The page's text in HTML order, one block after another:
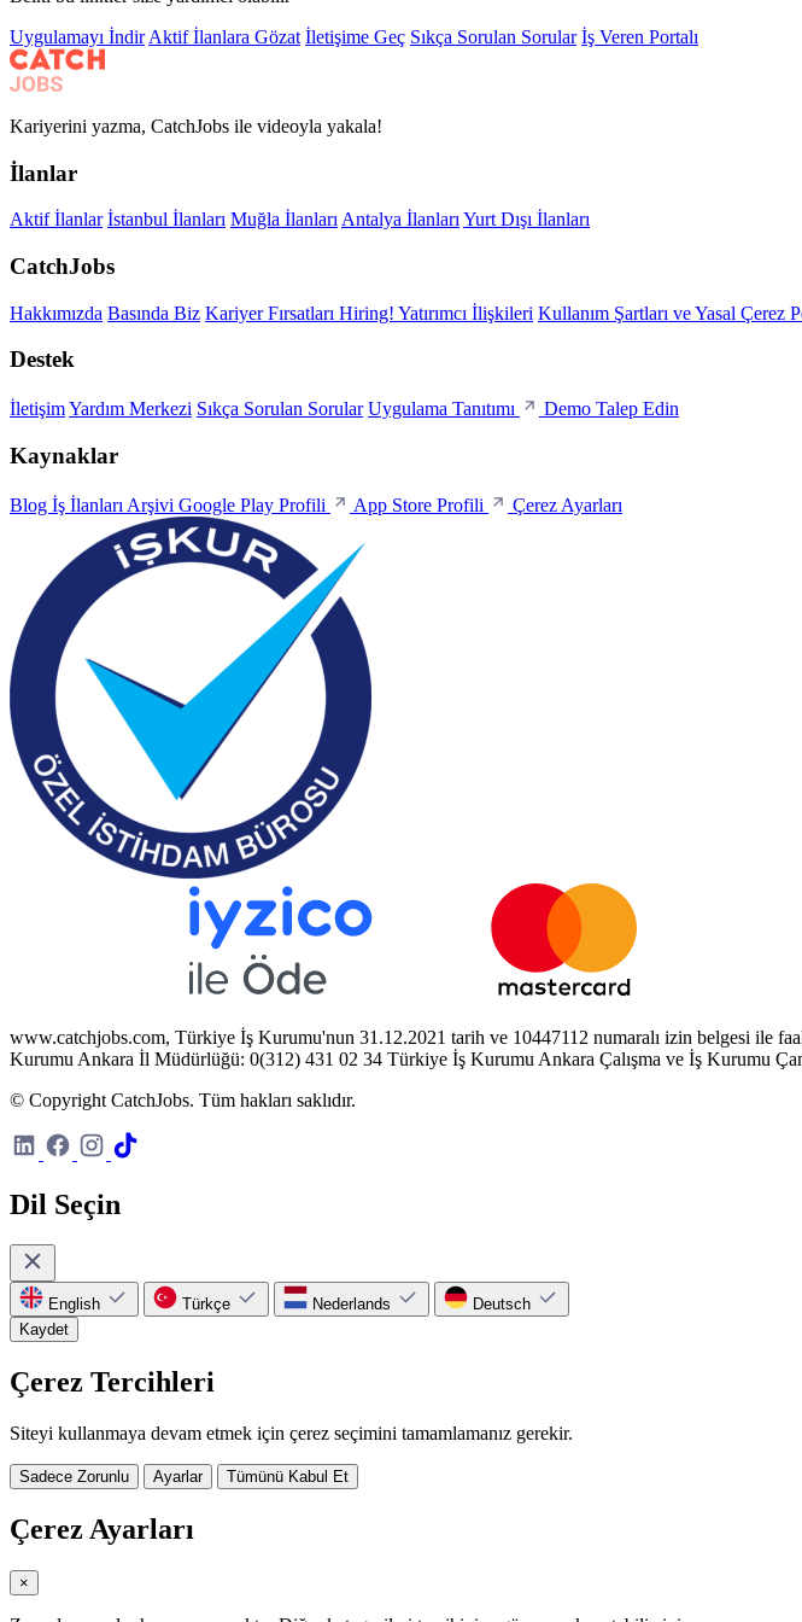
Uygulamayı İndir Aktif İlanlara Gözat İletişime Geç Sıkça Sorulan Sorular İş Veren Portalı
Kariyerini yazma, CatchJobs ile videoyla yakala!
İlanlar
Aktif İlanlar İstanbul İlanları Muğla İlanları Antalya İlanları Yurt Dışı İlanları
CatchJobs
Hakkımızda Basında Biz Kariyer Fırsatları Hiring! Yatırımcı İlişkileri Kullanım Şartları ve Yasal Çerez
Destek
İletişimYardım Merkezi Sıkça Sorulan Sorular Uygulama Tanıtımı Demo Talep Edin
Kaynaklar
Blog İş İlanları Arşivi Google Play Profili App Store Profili Çerez Ayarları
www.catchjobs.com, Türkiye İş Kurumu'nun 31.12.2021 tarih ve 10447112 numaralı izin belgesi ile
Kurumu Ankara İl Müdürlüğü: 0(312) 431 02 34 Türkiye İş Kurumu Ankara Çalışma ve İş Kurumu
© Copyright CatchJobs. Tüm hakları saklıdır.
Dil Seçin
English Türkçe Nederlands
Deutsch
Kaydet
Çerez Tercihleri
Siteyi kullanmaya devam etmek için çerez seçimini tamamlamanız gerekir.
Sadece Zorunlu Ayarlar Tümünü Kabul Et
Çerez Ayarları
×